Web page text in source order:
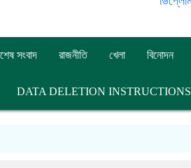
সংবাদ রাজনীতি খেলা বিনোদন
DATA DELETION INSTRUCTIONS